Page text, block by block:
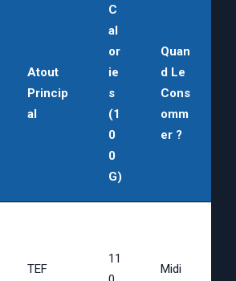
Atout
Princip
Al
C
Al
Or
Ie
S
(1
0
0
G)
Quan
D Le
Cons
Omm
Er ?
TEF
11
Midi